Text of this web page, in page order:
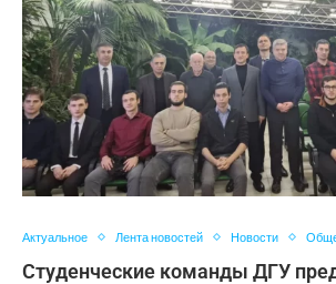
Актуальное Лента новостей Новости
Студенческие команды ДГУ